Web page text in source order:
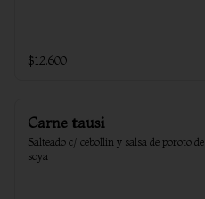
$12.600
Carne tausi
Salteado c/ cebollin y salsa de poroto de
soya